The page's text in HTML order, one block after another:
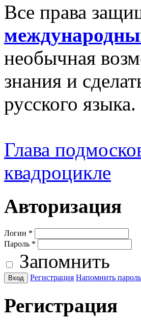
Все права
необычная
знания и
русского языка.
Глава
квадроцикле
Авторизация
Логин *
Пароль *
Запомнить
Регистрация Напомнить пароль
Регистрация